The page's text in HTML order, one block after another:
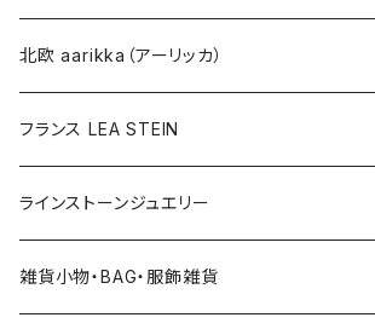
その他
北欧 aarikka（アーリッカ）
フランス LEA STEIN
ラインストーンジュエリー
雑貨小物・BAG・服飾雑貨